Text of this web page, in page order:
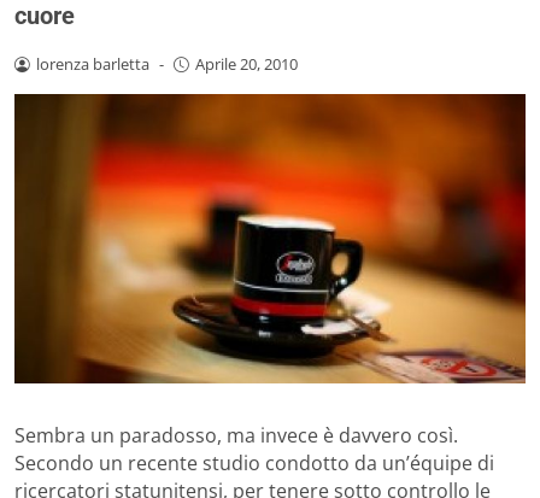
cuore
lorenza barletta - Aprile 20, 2010
Sembra un paradosso, ma invece è davvero così.
Secondo un recente studio condotto da un’équipe di
ricercatori statunitensi, per tenere sotto controllo le